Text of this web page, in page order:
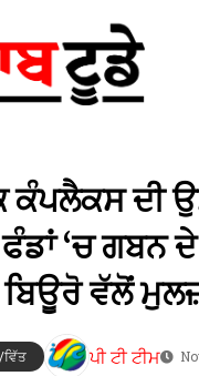
ਦੀ
‘ਚ ਗਬਨ
ਬਿਊਰੋ ਵੱਲੋਂ
ਵਿੱਤ ਪੀ ਟੀ ਟੀਮ